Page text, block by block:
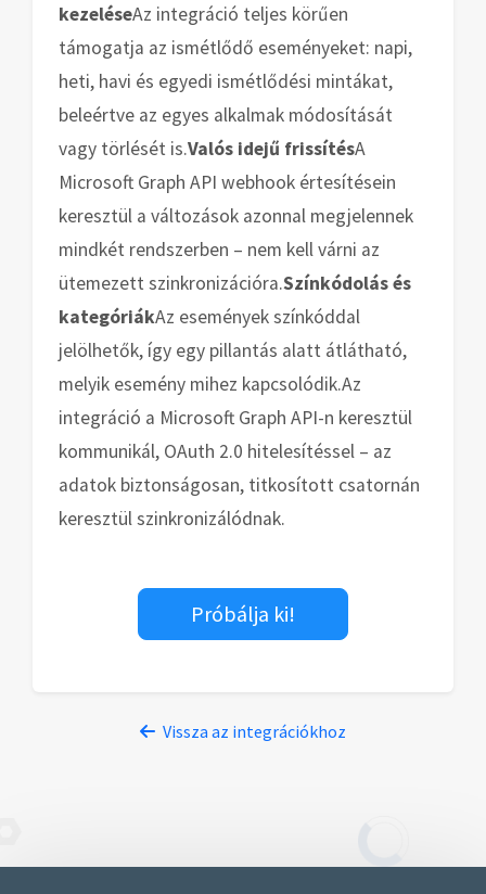
kezeléseAz integráció teljes körűen
támogatja az ismétlődő eseményeket: napi,
heti, havi és egyedi ismétlődési mintákat,
beleértve az egyes alkalmak módosítását
vagy törlését is.Valós idejű frissítésA
Microsoft Graph API webhook értesítésein
keresztül a változások azonnal megjelennek
mindkét rendszerben – nem kell várni az
ütemezett szinkronizációra.Színkódolás és
kategóriákAz események színkóddal
jelölhetők, így egy pillantás alatt átlátható,
melyik esemény mihez kapcsolódik.Az
integráció a Microsoft Graph API-n keresztül
kommunikál, OAuth 2.0 hitelesítéssel – az
adatok biztonságosan, titkosított csatornán
keresztül szinkronizálódnak.
Próbálja ki!
Vissza az integrációkhoz